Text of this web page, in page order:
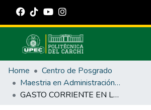
Communities & Collections
All of DSpace
Statistics
Home
Centro de Posgrado
Maestria en Administración Pública
GASTO CORRIENTE EN LA EJECUCIÓN PRESUPUESTARIA DEL GAD PARROQUIAL Y DESARROLLO SOCIOECONÓMICO EN CHITAN DE NAVARRETES DEL CANTÓN MONTUFAR DE LA PROVINCIA DEL CARCHI